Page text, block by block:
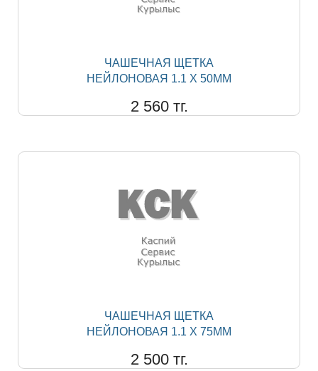
ЧАШЕЧНАЯ ЩЕТКА
НЕЙЛОНОВАЯ 1.1 Х 50ММ
2 560 тг.
ЧАШЕЧНАЯ ЩЕТКА
НЕЙЛОНОВАЯ 1.1 Х 75ММ
2 500 тг.